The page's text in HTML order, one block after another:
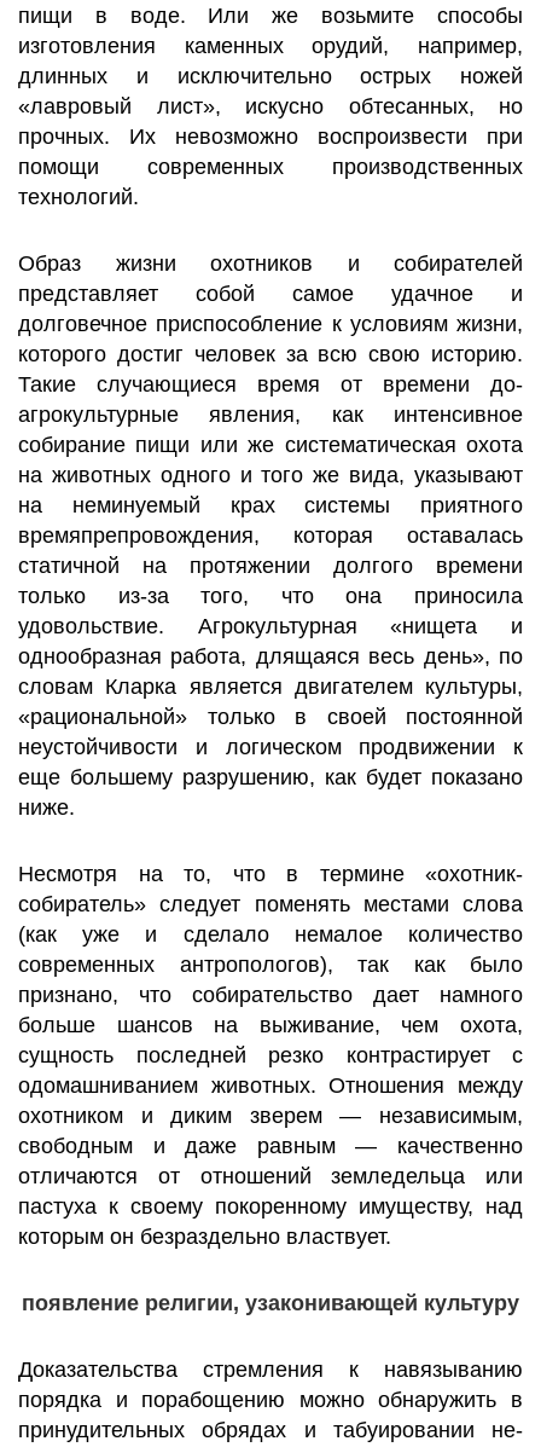
пищи в воде. Или же возьмите способы
изготовления каменных орудий, например,
длинных и исключительно острых ножей
«лавровый лист», искусно обтесанных, но
прочных. Их невозможно воспроизвести при
помощи современных производственных
технологий.
Образ жизни охотников и собирателей
представляет собой самое удачное и
долговечное приспособление к условиям жизни,
которого достиг человек за всю свою историю.
Такие случающиеся время от времени до-
агрокультурные явления, как интенсивное
собирание пищи или же систематическая охота
на животных одного и того же вида, указывают
на неминуемый крах системы приятного
времяпрепровождения, которая оставалась
статичной на протяжении долгого времени
только из-за того, что она приносила
удовольствие. Агрокультурная «нищета и
однообразная работа, длящаяся весь день», по
словам Кларка является двигателем культуры,
«рациональной» только в своей постоянной
неустойчивости и логическом продвижении к
еще большему разрушению, как будет показано
ниже.
Несмотря на то, что в термине «охотник-
собиратель» следует поменять местами слова
(как уже и сделало немалое количество
современных антропологов), так как было
признано, что собирательство дает намного
больше шансов на выживание, чем охота,
сущность последней резко контрастирует с
одомашниванием животных. Отношения между
охотником и диким зверем — независимым,
свободным и даже равным — качественно
отличаются от отношений земледельца или
пастуха к своему покоренному имуществу, над
которым он безраздельно властвует.
появление религии, узаконивающей культуру
Доказательства стремления к навязыванию
порядка и порабощению можно обнаружить в
принудительных обрядах и табуировании не-